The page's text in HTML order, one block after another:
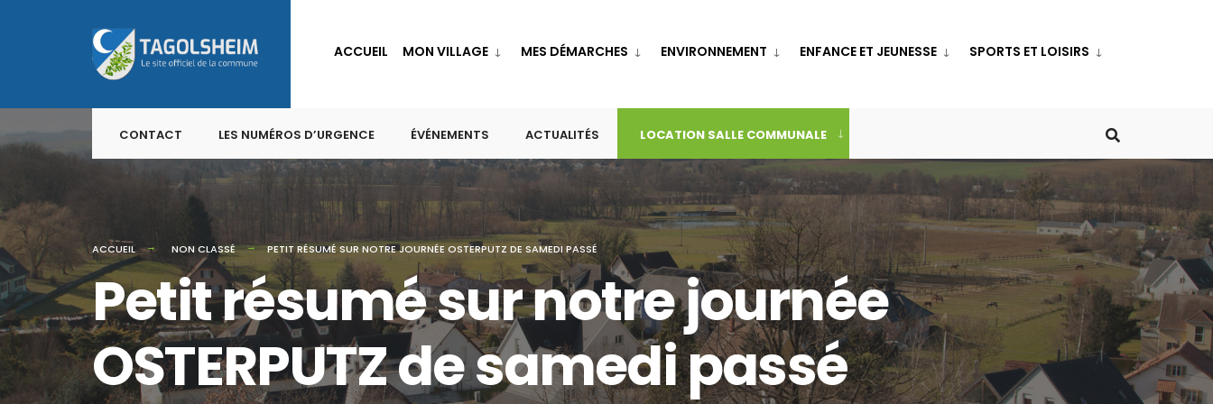
to
content
ACCUEIL MON VILLAGE MES DÉMARCHES ENVIRONNEMENT ENFANCE ET JEUNESSE SPORTS ET LOISIRS
CONTACT LES NUMÉROS D’URGENCE ÉVÉNEMENTS ACTUALITÉS LOCATION SALLE COMMUNALE
ACCUEIL NON CLASSÉ PETIT RÉSUMÉ SUR NOTRE JOURNÉE OSTERPUTZ DE SAMEDI PASSÉ
Petit résumé sur notre journée
OSTERPUTZ de samedi passé